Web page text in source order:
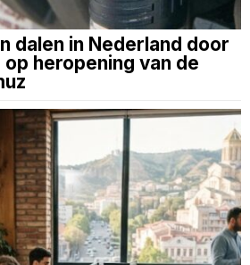
dalen in Nederland door
heropening van de